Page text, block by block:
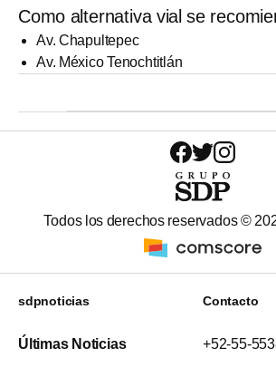
Como alternativa vial se
Av. Chapultepec
Av. México Tenochtitlán
Todos los derechos reservados ©
sdpnoticias
Últimas Noticias
Contacto
+52-55-